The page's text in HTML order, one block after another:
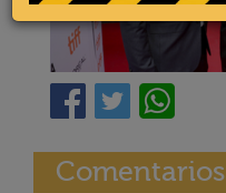
Comentarios